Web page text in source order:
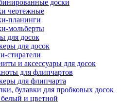
доски
чертежные
планинги
мольберты
для досок
для досок
стиратели
и аксессуары для досок
для флипчартов
для флипчарта
булавки для пробковых досок
и цветной